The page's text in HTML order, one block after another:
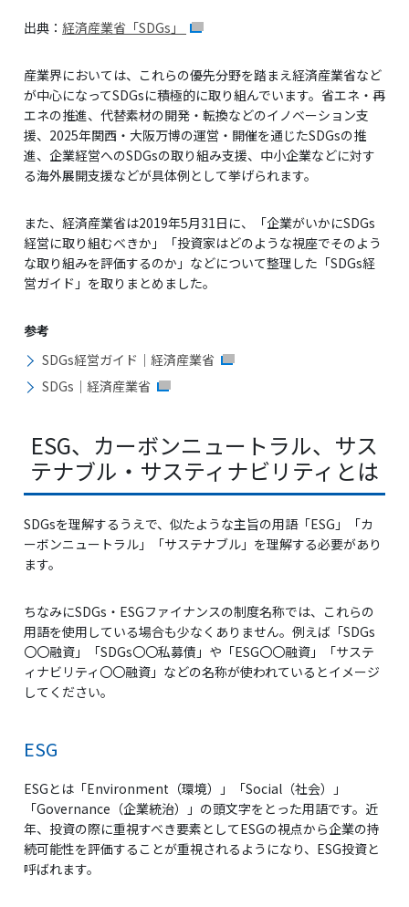
出典： 経済産業省「SDGs」
産業界においては、これらの優先分野を踏まえ経済産業省など
が中心になってSDGsに積極的に取り組んでいます。省エネ・再
エネの推進、代替素材の開発・転換などのイノベーション支
援、2025年関西・大阪万博の運営・開催を通じたSDGsの推
進、企業経営へのSDGsの取り組み支援、中小企業などに対す
る海外展開支援などが具体例として挙げられます。
また、経済産業省は2019年5月31日に、「企業がいかにSDGs
経営に取り組むべきか」「投資家はどのような視座でそのよう
な取り組みを評価するのか」などについて整理した「SDGs経
営ガイド」を取りまとめました。
参考
SDGs経営ガイド｜経済産業省
SDGs｜経済産業省
ESG、カーボンニュートラル、サス
テナブル・サスティナビリティとは
SDGsを理解するうえで、似たような主旨の用語「ESG」「カ
ーボンニュートラル」「サステナブル」を理解する必要があり
ます。
ちなみにSDGs・ESGファイナンスの制度名称では、これらの
用語を使用している場合も少なくありません。例えば「SDGs
〇〇融資」「SDGs〇〇私募債」や「ESG〇〇融資」「サステ
ィナビリティ〇〇融資」などの名称が使われているとイメージ
してください。
ESG
ESGとは「Environment（環境）」「Social（社会）」
「Governance（企業統治）」の頭文字をとった用語です。近
年、投資の際に重視すべき要素としてESGの視点から企業の持
続可能性を評価することが重視されるようになり、ESG投資と
呼ばれます。